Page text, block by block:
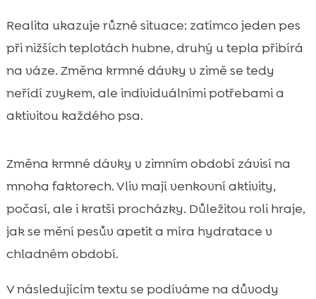
 Kdy je potřeba krmnou dávku v zimě zvýšit
a kdy naopak snížit
 Individuální faktory: velikost, věk, srst,
zdravotní stav a kondice

Jak upravit porci krok za krokem bez rizika
vláknina a kvalitní suroviny
 Hydratace a pitný režim v zimě: často
přehlížený základ
 Domácí pamlsky a přilepšování v zimě: jak
se neztratit v kaloriích
procházek, tréninku a mrazů
Realita ukazuje různé situace: zatímco jeden pes
při nižších teplotách hubne, druhý u tepla přibírá
na váze. Změna krmné dávky v zimě se tedy
neřídí zvykem, ale individuálními potřebami a
aktivitou každého psa.
Změna krmné dávky v zimním období závisí na
mnoha faktorech. Vliv mají venkovní aktivity,
počasí, ale i kratší procházky. Důležitou roli hraje,
jak se mění pesův apetit a míra hydratace v
chladném období.
V následujícím textu se podíváme na důvody